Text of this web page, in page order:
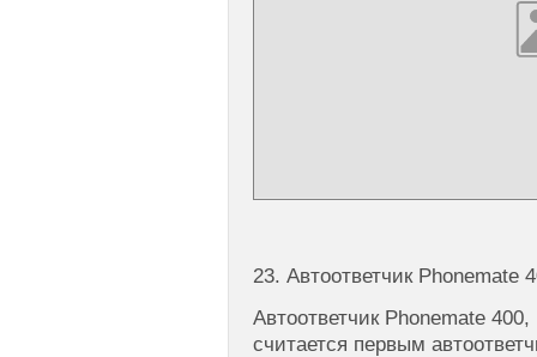
23. Автоответчик Phonemate
Автоответчик Phonemate
считается первым